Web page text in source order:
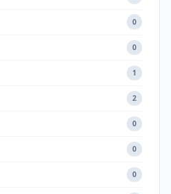
0
0
1
2
0
0
0